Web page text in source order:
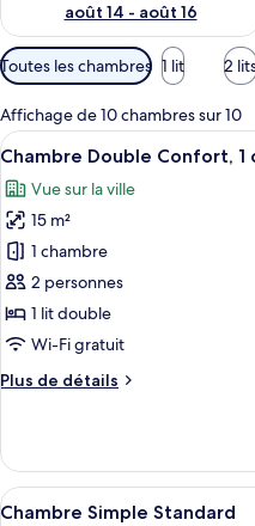
août 14 - août 16
Filtres
disponibles
pour
les
chambres
Toutes les chambres 1 lit 2
Affichage de 10 chambres sur 10
Afficher
toutes
les
photos
pour
ce
type
de
chambre :
Chambre
1
chambre,
11
Chambre Double Confort,
Vue sur la ville
15 m²
1 chambre
2 personnes
1 lit double
Wi-Fi gratuit
Plus de détails
Plus
le
type
de
Afficher
5
Chambre Simple Standard